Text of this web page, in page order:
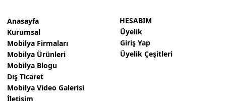
Anasayfa
Kurumsal
Mobilya Firmaları
Mobilya Ürünleri
Mobilya Blogu
Dış Ticaret
Mobilya Video Galerisi
İletişim
HESABIM
Üyelik
Giriş Yap
Üyelik Çeşitleri